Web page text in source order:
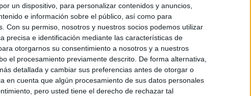
un dispositivo, para personalizar contenidos y anuncios,
e información sobre el público, así como para
Con su permiso, nosotros y nuestros socios podemos utilizar
precisa e identificación mediante las características de
otorgarnos su consentimiento a nosotros y a nuestros
el procesamiento previamente descrito. De forma alternativa,
detallada y cambiar sus preferencias antes de otorgar o
en cuenta que algún procesamiento de sus datos personales
pero usted tiene el derecho de rechazar tal